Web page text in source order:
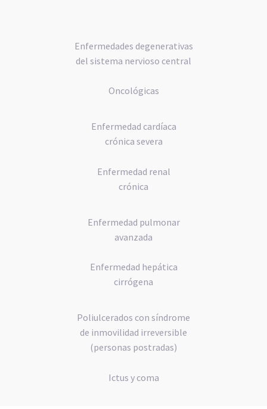
Enfermedades degenerativas
del sistema nervioso central
Oncológicas
Enfermedad cardíaca
crónica severa
Enfermedad renal
crónica
Enfermedad pulmonar
avanzada
Enfermedad hepática
cirrógena
Poliulcerados con síndrome
de inmovilidad irreversible
(personas postradas)
Ictus y coma